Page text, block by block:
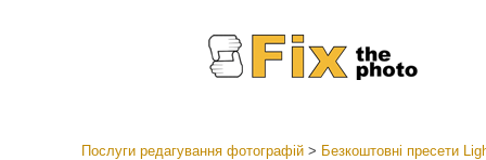
Послуги редагування фотографій> Безкоштовні пресети